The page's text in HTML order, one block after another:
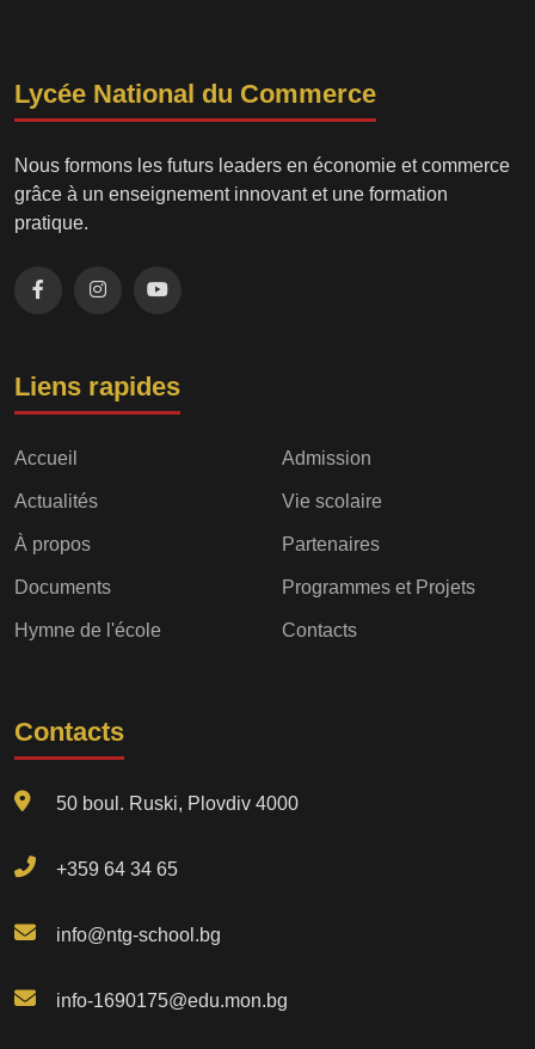
Lycée National du Commerce
Nous formons les futurs leaders en économie et commerce
grâce à un enseignement innovant et une formation
pratique.
Liens rapides
Accueil
Actualités
À propos
Documents
Hymne de l'école
Admission
Vie scolaire
Partenaires
Programmes et Projets
Contacts
Contacts
50 boul. Ruski, Plovdiv 4000
+359 64 34 65
info@ntg-school.bg
info-1690175@edu.mon.bg